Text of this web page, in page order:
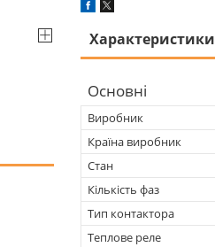
Характеристики
Основні
Виробник
Країна виробник
Стан
Кількість фаз
Тип контактора
Теплове реле